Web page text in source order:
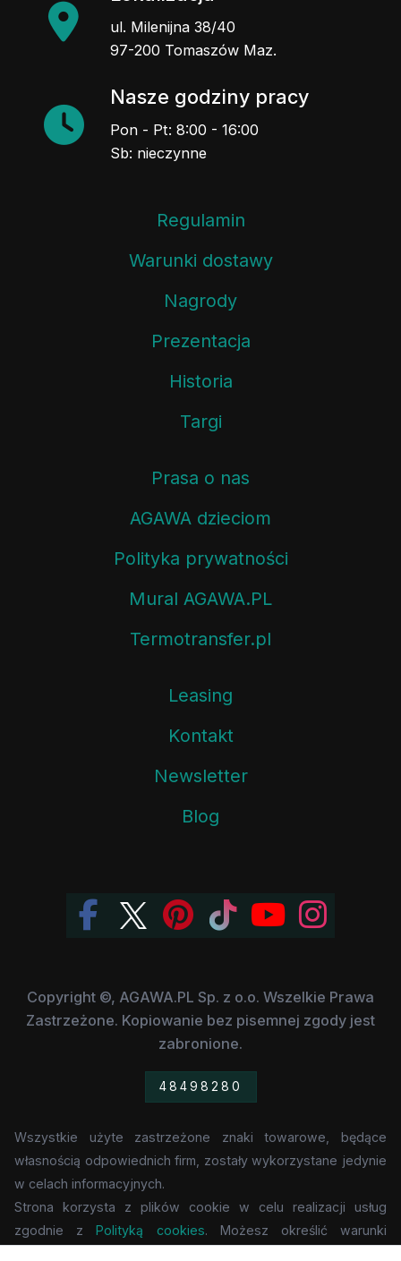
ul. Milenijna 38/40
97-200 Tomaszów Maz.
Nasze godziny pracy
Pon - Pt: 8:00 - 16:00
Sb: nieczynne
Regulamin
Warunki dostawy
Nagrody
Prezentacja
Historia
Targi
Prasa o nas
AGAWA dzieciom
Polityka prywatności
Mural AGAWA.PL
Termotransfer.pl
Leasing
Kontakt
Newsletter
Blog
Copyright ©, AGAWA.PL Sp. z o.o. Wszelkie Prawa
Zastrzeżone. Kopiowanie bez pisemnej zgody jest
zabronione.
48498280
Wszystkie użyte zastrzeżone znaki towarowe, będące
własnością odpowiednich firm, zostały wykorzystane jedynie
w celach informacyjnych.
Strona korzysta z plików cookie w celu realizacji usług
zgodnie zPolityką cookies. Możesz określić warunki